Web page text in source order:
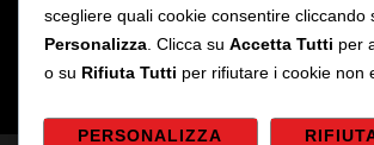
scegliere quali cookie consentire cliccando
Personalizza . Clicca su Accetta Tutti per
o su Rifiuta Tutti per rifiutare i cookie non
PERSONALIZZA